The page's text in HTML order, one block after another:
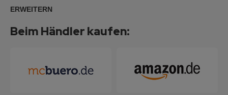
ERWEITERN
Beim Händler kaufen: